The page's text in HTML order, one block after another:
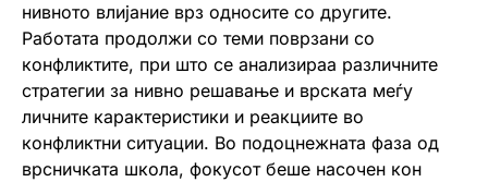
нивното влијание врз односите со другите.
Работата продолжи со теми поврзани со
конфликтите, при што се анализираа различните
стратегии за нивно решавање и врската меѓу
личните карактеристики и реакциите во
конфликтни ситуации. Во подоцнежната фаза од
врсничката школа, фокусот беше насочен кон